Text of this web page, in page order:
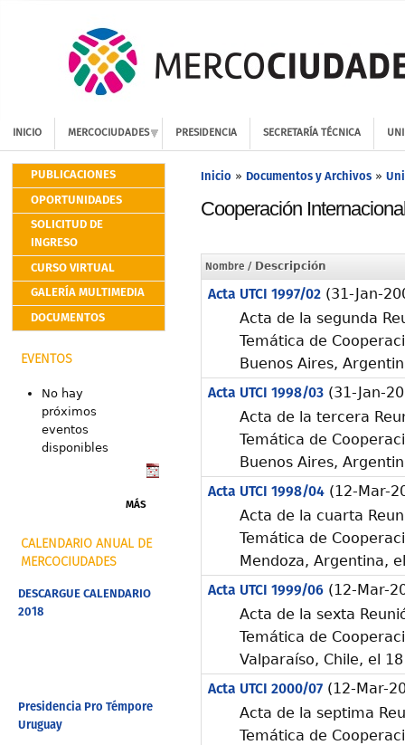
INICIO MERCOCIUDADES PRESIDENCIA SECRETARÍA TÉCNICA
PUBLICACIONES
OPORTUNIDADES
SOLICITUD DE
INGRESO
CURSO VIRTUAL
GALERÍA MULTIMEDIA
DOCUMENTOS
EVENTOS
No hay
próximos
eventos
disponibles
MÁS
CALENDARIO ANUAL DE
MERCOCIUDADES
DESCARGUE CALENDARIO
2018
Presidencia Pro Témpore
Uruguay
Inicio » Documentos y Archivos »
Cooperación
Nombre / Descripción
Acta UTCI 1997/02(31-Jan-
Acta de la segunda
Temática de
Buenos Aires,
Acta UTCI 1998/03(31-Jan-
Acta de la tercera
Temática de
Buenos Aires,
Acta UTCI 1998/04(12-Mar-
Acta de la cuarta
Temática de
Mendoza, Argentina,
Acta UTCI 1999/06(12-Mar-
Acta de la sexta
Temática de
Valparaíso, Chile, el
Acta UTCI 2000/07(12-Mar-
Acta de la septima
Temática de